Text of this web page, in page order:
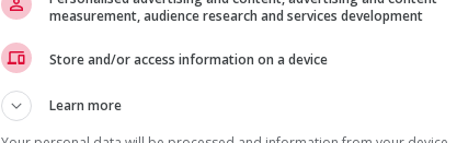
Plumber
et manutention
measurement, audience research and services development
Store and/or access information on a device
Learn more